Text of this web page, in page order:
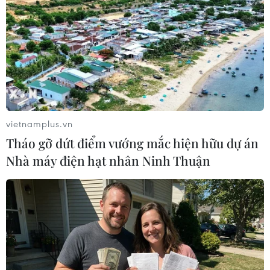
Ai Cập tiêu diệt 16 phần tử khủng bố tại
khu vực Bắc Sinai
22/05/2019 00:20
Bộ Nội vụ Ai Cập cho biết cảnh sát nước này đã vây
bắt 2 nhóm khủng bố, tiêu diệt 16 phần tử vũ trang tại
thành phố Arish thuộc khu vực Bắc Sinai.
vietnamplus.vn
Tháo gỡ dứt điểm vướng mắc hiện hữu dự án
Nhà máy điện hạt nhân Ninh Thuận